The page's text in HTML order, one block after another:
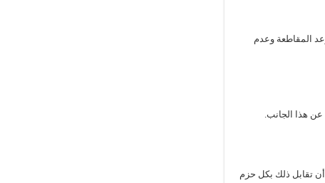
المقاطعة وعدم
عن هذا الجانب.
أن تقابل ذلك بكل حزم